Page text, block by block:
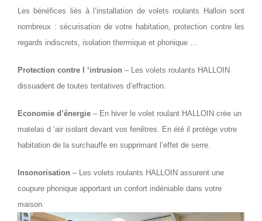
Les bénéfices liés à l’installation de volets roulants Halloin sont
nombreux : sécurisation de votre habitation, protection contre les
regards indiscrets, isolation thermique et phonique …
Protection contre l ‘intrusion – Les volets roulants HALLOIN
dissuadent de toutes tentatives d’effraction.
Economie d’énergie – En hiver le volet roulant HALLOIN crée un
matelas d ‘air isolant devant vos fenêtres. En été il protège votre
habitation de la surchauffe en supprimant l’effet de serre.
Insonorisation – Les volets roulants HALLOIN assurent une
coupure phonique apportant un confort indéniable dans votre
maison.